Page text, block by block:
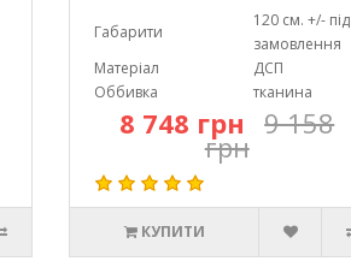
Габарити
120 см. +/- під
замовлення
Матеріал
ДСП
Оббивка
тканина
8 748 грн 9 158
грн
КУПИТИ